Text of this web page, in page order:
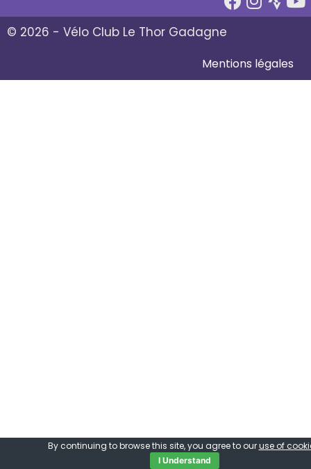
© 2026 - Vélo Club Le Thor Gadagne
Mentions légales
By continuing to browse this site, you agree to ouruse of
I Understand